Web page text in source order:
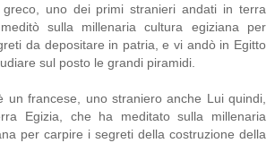
uno dei primi stranieri andati in terra
sulla millenaria cultura egiziana per
da depositare in patria, e vi andò in Egitto
sul posto le grandi piramidi.
un francese, uno straniero anche Lui quindi,
Egizia, che ha meditato sulla millenaria
per carpire i segreti della costruzione della